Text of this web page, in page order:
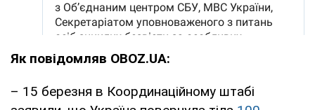
Як повідомляв OBOZ.UA:
– 15 березня в Координаційному штабі